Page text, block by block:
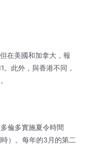
在美國和加拿大，報
此外，與香港不同，
倫多實施夏令時間
）。每年的3月的第二